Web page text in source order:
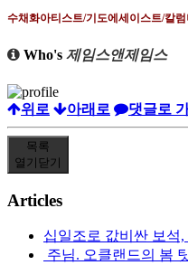
수채화아티스트/기도에세이스트/칼럼
Who's 제임스앤제임스
위로 아래로 댓글로
목록
열기 닫기
Articles
십일조로 값비싼 보석
주님. 오클랜드의 봄